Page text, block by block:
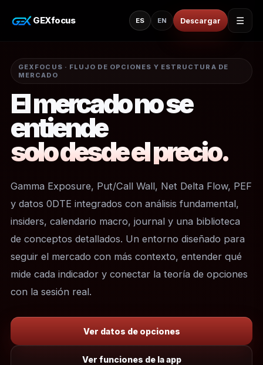
GEXfocus ES EN Descargar ☰
GEXFOCUS · FLUJO DE OPCIONES Y ESTRUCTURA DE
MERCADO
El mercado no se
entiende
solo desde el precio.
Gamma Exposure, Put/Call Wall, Net Delta Flow, PEF
y datos 0DTE integrados con análisis fundamental,
insiders, calendario macro, journal y una biblioteca
de conceptos detallados. Un entorno diseñado para
seguir el mercado con más contexto, entender qué
mide cada indicador y conectar la teoría de opciones
con la sesión real.
Ver datos de opciones
Ver funciones de la app